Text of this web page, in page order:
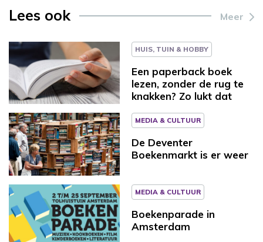
Lees ook Meer
HUIS, TUIN & HOBBY
Een paperback boek
lezen, zonder de rug te
knakken? Zo lukt dat
MEDIA & CULTUUR
De Deventer
Boekenmarkt is er weer
MEDIA & CULTUUR
Boekenparade in
Amsterdam